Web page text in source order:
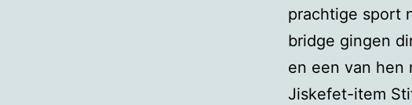
prachtige sport
bridge gingen
en een van hen
Jiskefet-item